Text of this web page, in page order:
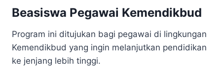
Beasiswa Pegawai Kemendikbud
Program ini ditujukan bagi pegawai di lingkungan
Kemendikbud yang ingin melanjutkan pendidikan
ke jenjang lebih tinggi.